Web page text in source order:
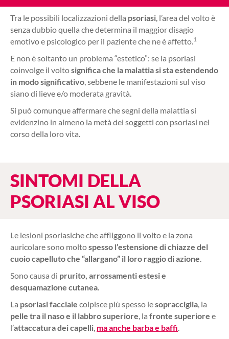
Tra le possibili localizzazioni della psoriasi, l’area del volto è
senza dubbio quella che determina il maggior disagio
emotivo e psicologico per il paziente che ne è affetto.1
E non è soltanto un problema “estetico”: se la psoriasi
coinvolge il voltosignifica che la malattia si sta estendendo
in modo significativo, sebbene le manifestazioni sul viso
siano di lieve e/o moderata gravità.
Si può comunque affermare che segni della malattia si
evidenzino in almeno la metà dei soggetti con psoriasi nel
corso della loro vita.
SINTOMI DELLA
PSORIASI AL VISO
Le lesioni psoriasiche che affliggono il volto e la zona
auricolare sono moltospesso l’estensione di chiazze del
cuoio capelluto che “allargano” il loro raggio di azione.
Sono causa di prurito, arrossamenti estesi e
desquamazione cutanea.
La psoriasi facciale colpisce più spesso lesopracciglia, la
pelle tra il naso e il labbro superiore, la fronte superiore e
l’attaccatura dei capelli, ma anche barba e baffi.